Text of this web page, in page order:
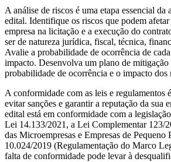
A análise de riscos é uma etapa essencial
edital. Identifique os riscos que podem
empresa na licitação e a execução do
ser de natureza jurídica, fiscal, técnica,
Avalie a probabilidade de ocorrência de
impacto. Desenvolva um plano de mitigação
probabilidade de ocorrência e o impacto dos
A conformidade com as leis e regulamentos
evitar sanções e garantir a reputação da sua
edital está em conformidade com a
Lei 14.133/2021, a Lei Complementar 123/
das Microempresas e Empresas de Pequeno
10.024/2019 (Regulamentação do Marco
falta de conformidade pode levar à